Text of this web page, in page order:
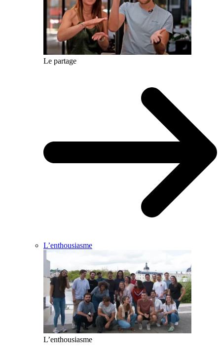
Le partage
L’enthousiasme
L’enthousiasme